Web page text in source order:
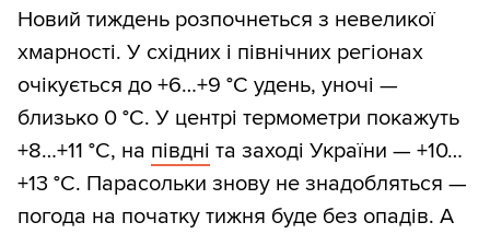
Новий тиждень розпочнеться з невеликої
хмарності. У східних і північних регіонах
очікується до +6…+9 °С удень, уночі —
близько 0 °С. У центрі термометри покажуть
+8…+11 °С, на півдні та заході України — +10…
+13 °С. Парасольки знову не знадобляться —
погода на початку тижня буде без опадів. А